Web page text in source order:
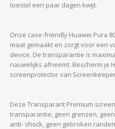
toestel een paar dagen kwijt.
Onze case-friendly Huawei Pura
maat gemaakt en zorgt voor een
device. De transparantie is
nauwelijks afneemt. Bescherm je
screenprotector van
Deze Transparant Premium
transparantie, geen grenzen,
anti- shock, geen gebroken